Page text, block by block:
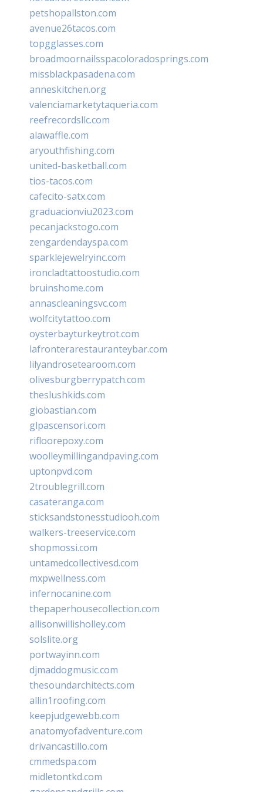
petshopallston.com
avenue26tacos.com
topgglasses.com
broadmoornailsspacoloradosprings.com
missblackpasadena.com
anneskitchen.org
valenciamarketytaqueria.com
reefrecordsllc.com
alawaffle.com
aryouthfishing.com
united-basketball.com
tios-tacos.com
cafecito-satx.com
graduacionviu2023.com
pecanjackstogo.com
zengardendayspa.com
sparklejewelryinc.com
ironcladtattoostudio.com
bruinshome.com
annascleaningsvc.com
wolfcitytattoo.com
oysterbayturkeytrot.com
lafronterarestauranteybar.com
lilyandrosetearoom.com
olivesburgberrypatch.com
theslushkids.com
giobastian.com
glpascensori.com
rifloorepoxy.com
woolleymillingandpaving.com
uptonpvd.com
2troublegrill.com
casateranga.com
sticksandstonesstudiooh.com
walkers-treeservice.com
shopmossi.com
untamedcollectivesd.com
mxpwellness.com
infernocanine.com
thepaperhousecollection.com
allisonwillisholley.com
solslite.org
portwayinn.com
djmaddogmusic.com
thesoundarchitects.com
allin1roofing.com
keepjudgewebb.com
anatomyofadventure.com
drivancastillo.com
cmmedspa.com
midletontkd.com